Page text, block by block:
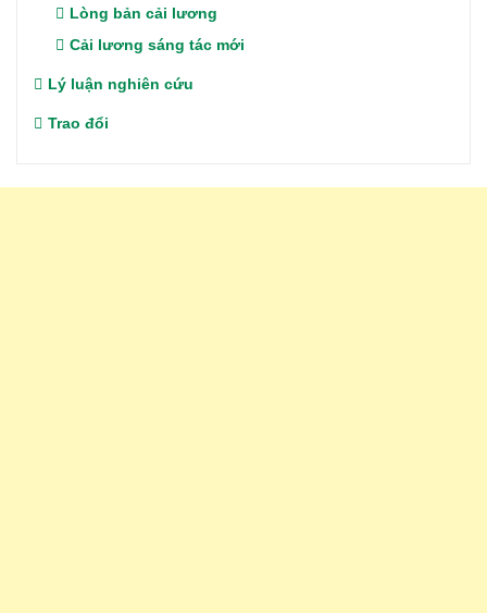
Lòng bản cải lương
Cải lương sáng tác mới
Lý luận nghiên cứu
Trao đổi